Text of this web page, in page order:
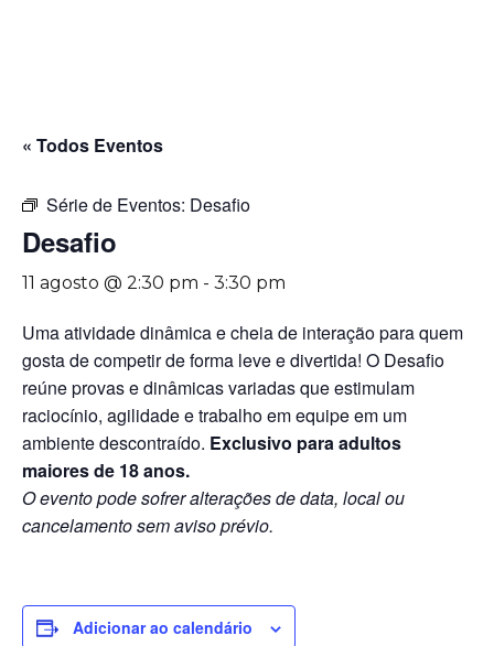
« Todos Eventos
Série de Eventos: Desafio
Desafio
11 agosto @ 2:30 pm - 3:30 pm
Uma atividade dinâmica e cheia de interação para quem
gosta de competir de forma leve e divertida! O Desafio
reúne provas e dinâmicas variadas que estimulam
raciocínio, agilidade e trabalho em equipe em um
ambiente descontraído. Exclusivo para adultos
maiores de 18 anos.
O evento pode sofrer alterações de data, local ou
cancelamento sem aviso prévio.
Adicionar ao calendário